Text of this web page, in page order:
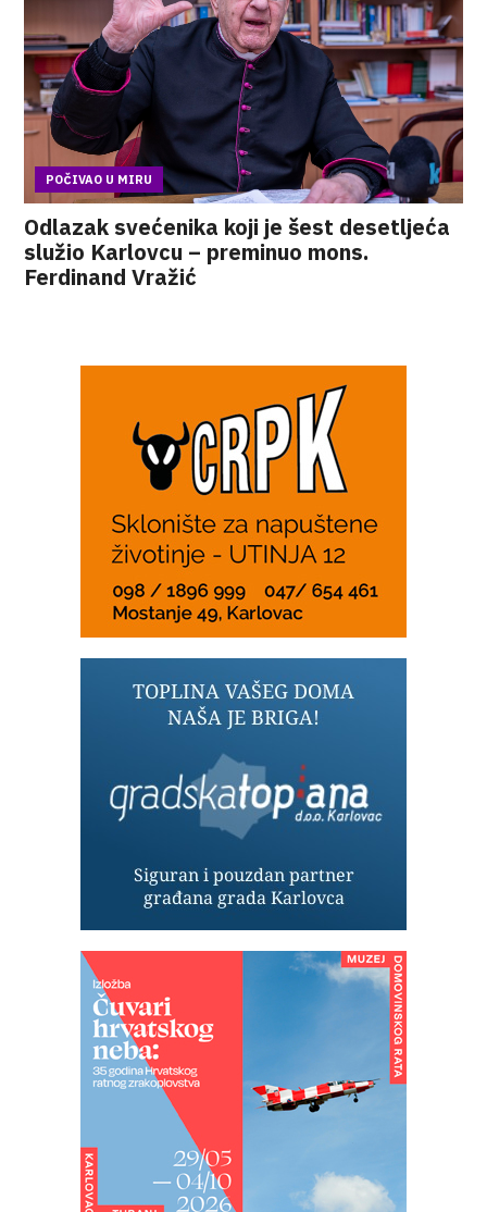
POČIVAO U MIRU
Odlazak svećenika koji je šest desetljeća
služio Karlovcu – preminuo mons.
Ferdinand Vražić